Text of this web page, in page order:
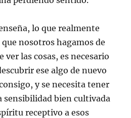
lo que realmente
nosotros hagamos de
ver las cosas, es necesario
ese algo de nuevo
y se necesita tener
sensibilidad bien cultivada
receptivo a esos